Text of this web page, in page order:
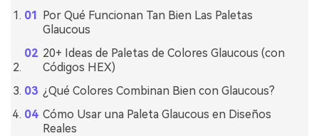
Por Qué Funcionan Tan Bien Las Paletas
Glaucous
20+ Ideas de Paletas de Colores Glaucous (con
Códigos HEX)
¿Qué Colores Combinan Bien con Glaucous?
Cómo Usar una Paleta Glaucous en Diseños
Reales